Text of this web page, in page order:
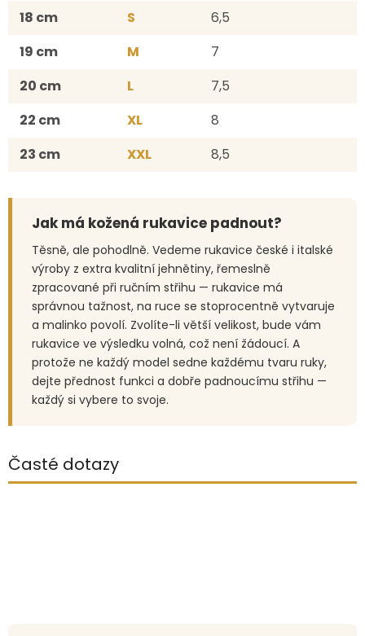
18 cm
S
6,5
19 cm
M
7
20 cm
L
7,5
22 cm
XL
8
23 cm
XXL 8,5
Jak má kožená rukavice padnout?
Těsně, ale pohodlně. Vedeme rukavice české i italské
výroby z extra kvalitní jehnětiny, řemeslně
zpracované při ručním střihu — rukavice má
správnou tažnost, na ruce se stoprocentně vytvaruje
a malinko povolí. Zvolíte-li větší velikost, bude vám
rukavice ve výsledku volná, což není žádoucí. A
protože ne každý model sedne každému tvaru ruky,
dejte přednost funkci a dobře padnoucímu střihu —
každý si vybere to svoje.
Časté dotazy